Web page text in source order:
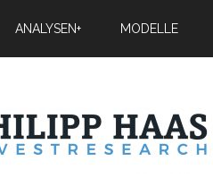
ANALYSEN+ MODELLE